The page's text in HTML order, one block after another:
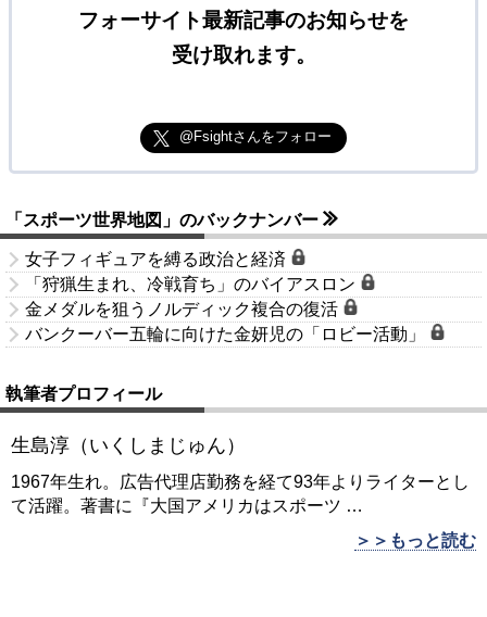
フォーサイト最新記事のお知らせを
受け取れます。
@Fsightさんをフォロー
「スポーツ世界地図」のバックナンバー
女子フィギュアを縛る政治と経済
「狩猟生まれ、冷戦育ち」のバイアスロン
金メダルを狙うノルディック複合の復活
バンクーバー五輪に向けた金妍児の「ロビー活動」
執筆者プロフィール
生島淳（いくしまじゅん）
1967年生れ。広告代理店勤務を経て93年よりライターとし
て活躍。著書に『大国アメリカはスポーツ …
＞＞もっと読む